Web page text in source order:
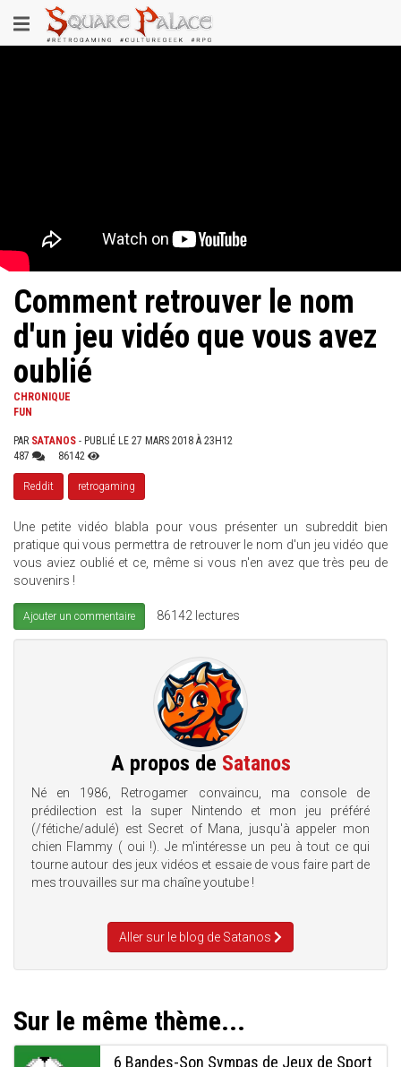
au
contenu
Toggle
navigation
Comment retrouver le nom
d'un jeu vidéo que vous avez
oublié
CHRONIQUE
FUN
PAR SATANOS - PUBLIÉ LE 27 MARS 2018 À 23H12
487
86142
Reddit retrogaming
Une petite vidéo blabla pour vous présenter un subreddit bien
pratique qui vous permettra de retrouver le nom d'un jeu vidéo que
vous aviez oublié et ce, même si vous n'en avez que très peu de
souvenirs !
Ajouter un commentaire 86142 lectures
A propos de Satanos
Né en 1986, Retrogamer convaincu, ma console de
prédilection est la super Nintendo et mon jeu préféré
(/fétiche/adulé) est Secret of Mana, jusqu'à appeler mon
chien Flammy ( oui !). Je m'intéresse un peu à tout ce qui
tourne autour des jeux vidéos et essaie de vous faire part de
mes trouvailles sur ma chaîne youtube !
Aller sur le blog de Satanos
Sur le même thème...
6 Bandes-Son Sympas de Jeux de Sport